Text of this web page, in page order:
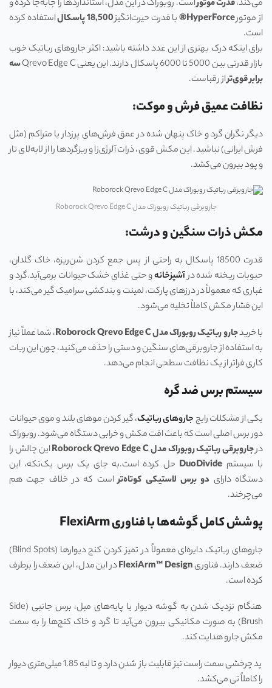
می‌کند،قدرت موتوراست. روبوراک در این مدل، استانداردها را جابه‌جا کرده و
از موتورHyperForce® با قدرت حیرت‌انگیز18,500پاسکالاستفاده کرده
است.
برای اینکه درک بهتری از این عدد داشته باشید: اکثر جاروهای رباتیک خوب
بازار قدرتی بین 5000 تا 6000 پاسکال دارند. این یعنی Qrevo Edge C
سه
برابر قوی‌تراز رقباست.
نظافت عمیق فرش و موکت:
دیگر نگران گرد و خاک پنهان شده در عمق فرش‌های پرزدار یا متراکم (مثل
فرش ایرانی) نباشید. این مکش قوی، ذرات آلرژی‌زا و ریزگردها را از لابه‌لای تار
و پود بیرون می‌کشد.
جاروبرقی رباتیک روبوراک مدل Roborock Qrevo Edge C
مکش ذرات سنگین و درشت:
قدرت 18500 پاسکال به راحتی از پس جمع کردن شن‌ریزه، خاک گلدان،
حبوبات ریخته شده درآشپزخانهو حتی غذای خشک حیوانات برمی‌آید.گرد و
غباری که معمولاً در درزهای پارکت، لمینت و بندکشی سرامیک گیر می‌کند، با
این فشار مکش کاملاً تخلیه می‌شود.
با خریدجارو رباتیک روبوراک مدلRoborock Qrevo Edge C
، شما عملاً نیاز
به استفاده از جاروبرقی‌های سنگین و دستی را حذف می‌کنید، چون این ربات
کاری فراتر از یک نظافت سطحی انجام می‌دهد.
سیستم برس ضد گره
یکی از مشکلات رایججاروهای رباتیک، گیر کردن موهای بلند و موی حیوانات
دور برس اصلی است که باعث افت مکش و خرابی دستگاه می‌شود. روبوراک
درجاروبرقی رباتیک روبوراک مدلRoborock Qrevo Edge C
این چالش را
با سیستم DuoDivide حل کرده است.به جای یک برس یک‌تکه، این
دستگاه دارای دو برس لاستیکی کوتاه‌تراست که در خلاف جهت هم
می‌چرخند.
پوشش کامل گوشه‌ها با فناوری FlexiArm
جاروهای رباتیک دایره‌ای معمولاً در تمیز کردن کنج دیوارها (Blind Spots)
ضعف دارند. فناوریFlexiArm™ Designدر این مدل، این ضعف را برطرف
کرده است.
هنگام نزدیک شدن به گوشه دیوار یا پایه‌های مبل، برس جانبی (Side
Brush) به صورت مکانیکی بیرون می‌آید تا گرد و خاک کنج‌ها را به سمت
مکش جارو هدایت کند.
پد چرخشی سمت راست نیز قابلیت باز شدن دارد و تا لبه 1.85 میلی‌متری دیوار
را کاملاً تی می‌کشد.